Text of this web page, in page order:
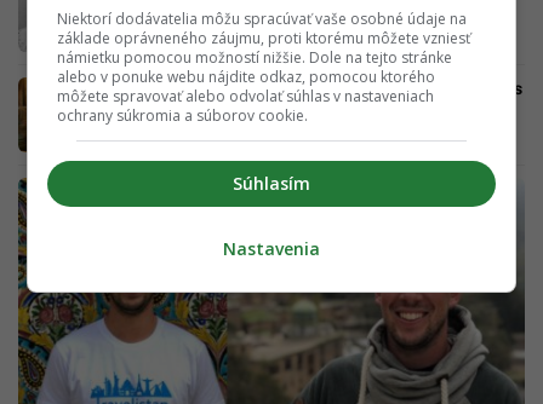
neskutočné peniaze. Pred 29 rokmi „ulovili“
Escobara na streche
Jaro vlastní to, čo nik iný na Slovensku. Biznis
plány si plní v čarovnej Kolumbii
Niektorí dodávatelia môžu spracúvať vaše osobné údaje na
základe oprávneného záujmu, proti ktorému môžete vzniesť
námietku pomocou možností nižšie. Dole na tejto stránke
alebo v ponuke webu nájdite odkaz, pomocou ktorého
môžete spravovať alebo odvolať súhlas v nastaveniach
ochrany súkromia a súborov cookie.
Súhlasím
Nastavenia